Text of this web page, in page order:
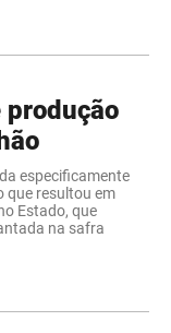
produção
especificamente
que resultou em
Estado, que
na safra